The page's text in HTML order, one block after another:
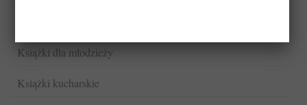
Książki dla młodzieży
Książki kucharskie